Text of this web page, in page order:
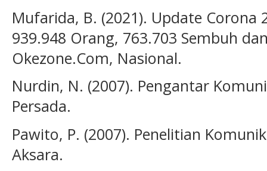
Mufarida, B. (2021). Update Corona
939.948 Orang, 763.703 Sembuh
Okezone.Com, Nasional.
Nurdin, N. (2007). Pengantar
Persada.
Pawito, P. (2007). Penelitian
Aksara.